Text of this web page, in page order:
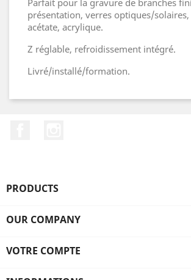
Parfait pour la gravure de branches
présentation, verres optiques/solaires,
acétate, acrylique.
Z réglable, refroidissement intégré.
Livré/installé/formation.
PRODUCTS
OUR COMPANY
VOTRE COMPTE